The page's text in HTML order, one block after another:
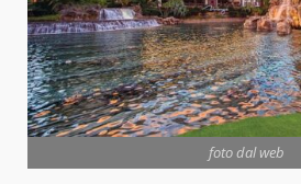
foto dal web